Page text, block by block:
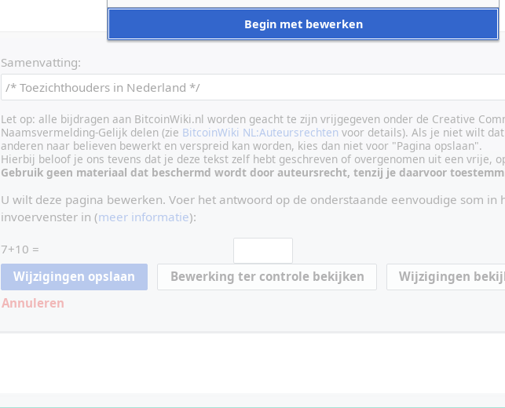
Samenvatting:
Let op: alle bijdragen aan BitcoinWiki.nl worden geacht te zijn vrijgegeven onder de Creative
Naamsvermelding-Gelijk delen (zie BitcoinWiki NL:Auteursrechten voor details). Als je niet wilt
anderen naar believen bewerkt en verspreid kan worden, kies dan niet voor "Pagina opslaan".
Hierbij beloof je ons tevens dat je deze tekst zelf hebt geschreven of overgenomen uit een vrije,
Gebruik geen materiaal dat beschermd wordt door auteursrecht, tenzij je daarvoor
U wilt deze pagina bewerken. Voer het antwoord op de onderstaande eenvoudige som in
invoervenster in (meer informatie):
7+10 =
Annuleren
Begin met bewerken